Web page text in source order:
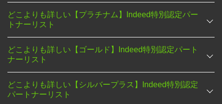
どこよりも詳しい【プラチナム】Indeed特別認定パー
トナーリスト
どこよりも詳しい【ゴールド】Indeed特別認定パート
ナーリスト
どこよりも詳しい【シルバープラス】Indeed特別認定
パートナーリスト